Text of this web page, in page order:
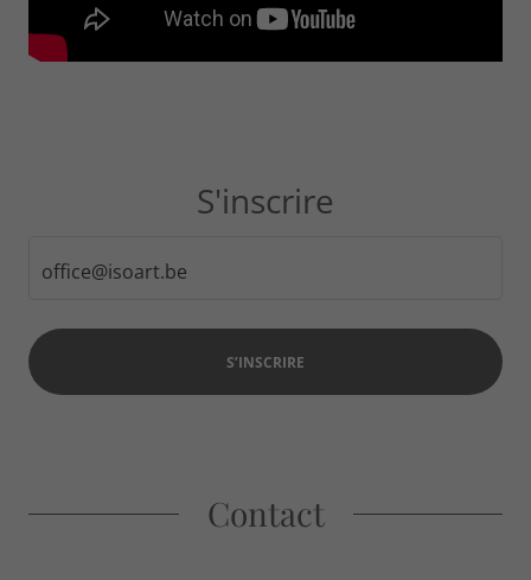
S'inscrire
office@isoart.be
S’INSCRIRE
Contact